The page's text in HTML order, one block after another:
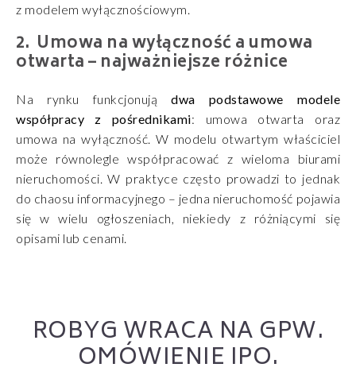
z modelem wyłącznościowym.
Umowa na wyłączność a umowa
otwarta – najważniejsze różnice
Na rynku funkcjonujądwa podstawowe modele
współpracy z pośrednikami: umowa otwarta oraz
umowa na wyłączność. W modelu otwartym właściciel
może równolegle współpracować z wieloma biurami
nieruchomości. W praktyce często prowadzi to jednak
do chaosu informacyjnego – jedna nieruchomość pojawia
się w wielu ogłoszeniach, niekiedy z różniącymi się
opisami lub cenami.
ROBYG WRACA NA GPW.
OMÓWIENIE IPO.